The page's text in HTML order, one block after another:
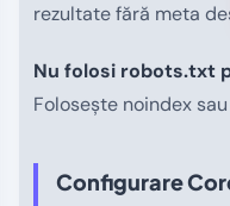
rezultate fără meta
Nu folosi robots.txt
Folosește noindex
Configurare